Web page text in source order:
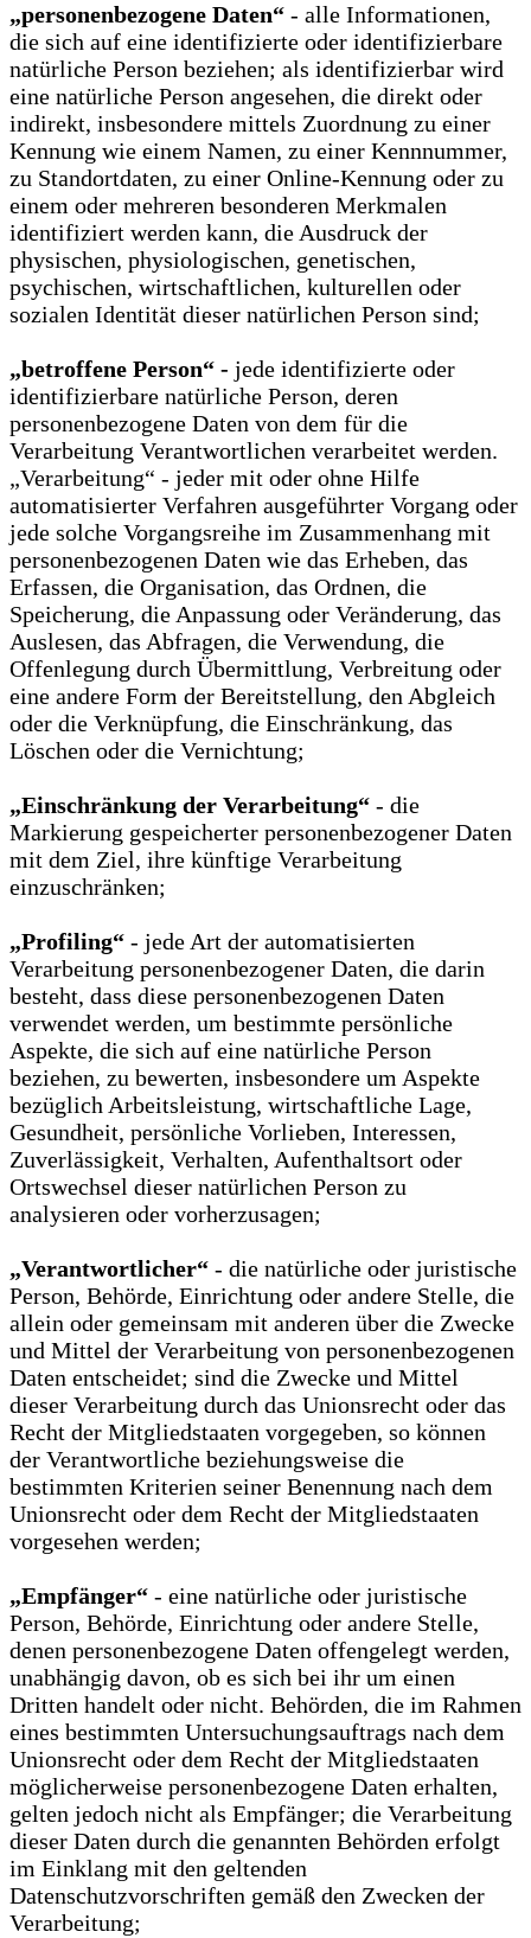
„personenbezogene Daten“ - alle Informationen,
die sich auf eine identifizierte oder identifizierbare
natürliche Person beziehen; als identifizierbar wird
eine natürliche Person angesehen, die direkt oder
indirekt, insbesondere mittels Zuordnung zu einer
Kennung wie einem Namen, zu einer Kennnummer,
zu Standortdaten, zu einer Online-Kennung oder zu
einem oder mehreren besonderen Merkmalen
identifiziert werden kann, die Ausdruck der
physischen, physiologischen, genetischen,
psychischen, wirtschaftlichen, kulturellen oder
sozialen Identität dieser natürlichen Person sind;
„betroffene Person“ - jede identifizierte oder
identifizierbare natürliche Person, deren
personenbezogene Daten von dem für die
Verarbeitung Verantwortlichen verarbeitet werden.
„Verarbeitung“ - jeder mit oder ohne Hilfe
automatisierter Verfahren ausgeführter Vorgang oder
jede solche Vorgangsreihe im Zusammenhang mit
personenbezogenen Daten wie das Erheben, das
Erfassen, die Organisation, das Ordnen, die
Speicherung, die Anpassung oder Veränderung, das
Auslesen, das Abfragen, die Verwendung, die
Offenlegung durch Übermittlung, Verbreitung oder
eine andere Form der Bereitstellung, den Abgleich
oder die Verknüpfung, die Einschränkung, das
Löschen oder die Vernichtung;
„Einschränkung der Verarbeitung“ - die
Markierung gespeicherter personenbezogener Daten
mit dem Ziel, ihre künftige Verarbeitung
einzuschränken;
„Profiling“ - jede Art der automatisierten
Verarbeitung personenbezogener Daten, die darin
besteht, dass diese personenbezogenen Daten
verwendet werden, um bestimmte persönliche
Aspekte, die sich auf eine natürliche Person
beziehen, zu bewerten, insbesondere um Aspekte
bezüglich Arbeitsleistung, wirtschaftliche Lage,
Gesundheit, persönliche Vorlieben, Interessen,
Zuverlässigkeit, Verhalten, Aufenthaltsort oder
Ortswechsel dieser natürlichen Person zu
analysieren oder vorherzusagen;
„Verantwortlicher“ - die natürliche oder juristische
Person, Behörde, Einrichtung oder andere Stelle, die
allein oder gemeinsam mit anderen über die Zwecke
und Mittel der Verarbeitung von personenbezogenen
Daten entscheidet; sind die Zwecke und Mittel
dieser Verarbeitung durch das Unionsrecht oder das
Recht der Mitgliedstaaten vorgegeben, so können
der Verantwortliche beziehungsweise die
bestimmten Kriterien seiner Benennung nach dem
Unionsrecht oder dem Recht der Mitgliedstaaten
vorgesehen werden;
„Empfänger“ - eine natürliche oder juristische
Person, Behörde, Einrichtung oder andere Stelle,
denen personenbezogene Daten offengelegt werden,
unabhängig davon, ob es sich bei ihr um einen
Dritten handelt oder nicht. Behörden, die im Rahmen
eines bestimmten Untersuchungsauftrags nach dem
Unionsrecht oder dem Recht der Mitgliedstaaten
möglicherweise personenbezogene Daten erhalten,
gelten jedoch nicht als Empfänger; die Verarbeitung
dieser Daten durch die genannten Behörden erfolgt
im Einklang mit den geltenden
Datenschutzvorschriften gemäß den Zwecken der
Verarbeitung;